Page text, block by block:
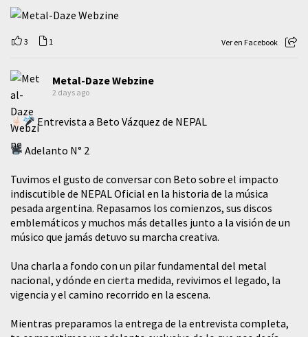
3 1 Ver en Facebook
Metal-Daze Webzine
2 days ago
Entrevista a Beto Vázquez de NEPAL
Adelanto N° 2
Tuvimos el gusto de conversar con Beto sobre el impacto
indiscutible de NEPAL Oficial en la historia de la música
pesada argentina. Repasamos los comienzos, sus discos
emblemáticos y muchos más detalles junto a la visión de un
músico que jamás detuvo su marcha creativa.
​Una charla a fondo con un pilar fundamental del metal
nacional, y dónde en cierta medida, revivimos el legado, la
vigencia y el camino recorrido en la escena.
Mientras preparamos la entrega de la entrevista completa,